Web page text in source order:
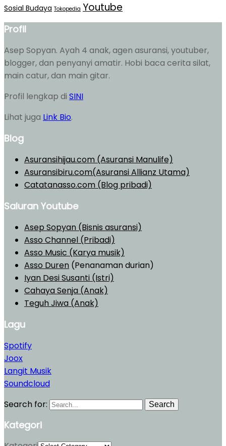
Sosial Budaya Tokopedia Youtube
Profil
Asep Sopyan. Ayah 4 anak, agen asuransi, youtuber,
blogger, dan penyanyi amatir. Hobi baca cerita silat,
main catur, dan main gitar.
Profil lengkap di SINI
Lihat juga Link Bio.
Blog
Asuransihijau.com (Asuransi Manulife)
Asuransibiru.com(Asuransi Allianz Utama)
Catatanasso.com (Blog pribadi)
Saluran Youtube
Asep Sopyan (Bisnis asuransi)
Asso Channel (Pribadi)
Asso Music (Karya musik)
Asso Duren (Penanaman durian)
Iyan Desi Susanti (Istri)
Cahaya Senja (Anak)
Teguh Jiwa (Anak)
Lagu
Spotify
Joox
Langit Musik
Soundcloud
Search for:
Search
Kategori